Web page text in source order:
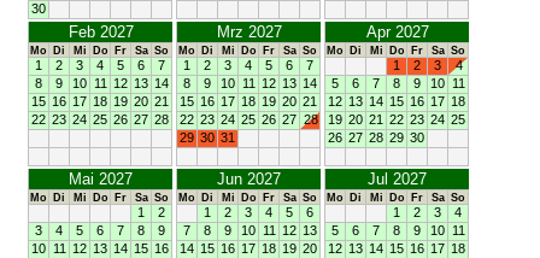
30
Feb 2027
Mo Di Mi Do Fr Sa So
1 2 3 4 5 6
7
8
9 10 11 12 13 14
15 16 17 18 19 20 21
22 23 24 25 26 27 28
Mrz 2027
Mo Di Mi Do Fr Sa So
1 2 3 4 5 6
7
8
9 10 11 12 13 14
15 16 17 18 19 20 21
22 23 24 25 26 27 28
29 30 31
Apr 2027
Mo Di Mi Do Fr Sa So
1 2 3
4
5
6 7 8 9 10 11
12 13 14 15 16 17 18
19 20 21 22 23 24 25
26 27 28 29 30
Mai 2027
Mo Di Mi Do Fr Sa So
1
2
3
4 5 6 7 8
9
10 11 12 13 14 15 16
Jun 2027
Mo Di Mi Do Fr Sa So
1 2 3 4 5
6
7
8 9 10 11 12 13
14 15 16 17 18 19 20
Jul 2027
Mo Di Mi Do Fr Sa So
1 2 3
4
5
6 7 8 9 10 11
12 13 14 15 16 17 18